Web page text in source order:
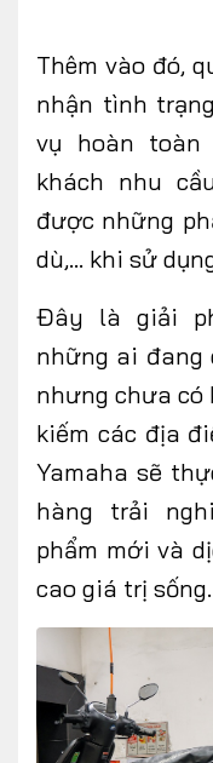
Thêm vào đó,
nhận tình
vụ hoàn
khách nhu
được những
dù,... khi sử
Đây là giải
những ai đang
nhưng chưa có
kiếm các địa
Yamaha sẽ
hàng trải
phẩm mới và
cao giá trị sống.